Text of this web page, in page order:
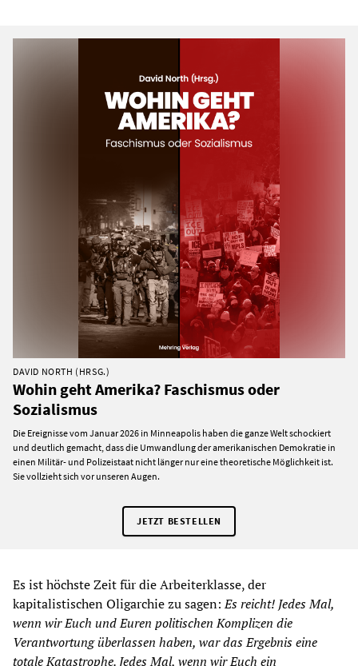
DAVID NORTH (HRSG.)
Wohin geht Amerika? Faschismus oder
Sozialismus
Die Ereignisse vom Januar 2026 in Minneapolis haben die ganze Welt schockiert
und deutlich gemacht, dass die Umwandlung der amerikanischen Demokratie in
einen Militär- und Polizeistaat nicht länger nur eine theoretische Möglichkeit ist.
Sie vollzieht sich vor unseren Augen.
JETZT BESTELLEN
Es ist höchste Zeit für die Arbeiterklasse, der
kapitalistischen Oligarchie zu sagen:Es reicht! Jedes Mal,
wenn wirEuch undEuren politischen Komplizen die
Verantwortungüberlassen haben, war das Ergebnis eine
totale Katastrophe. Jedes Mal, wenn wirEuch ein